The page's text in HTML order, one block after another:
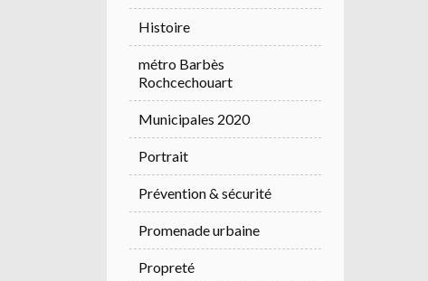
Histoire
métro Barbès
Rochcechouart
Municipales 2020
Portrait
Prévention & sécurité
Promenade urbaine
Propreté